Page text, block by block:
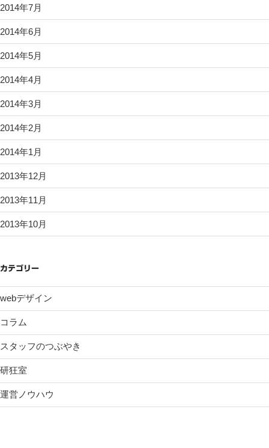
2014年7月
2014年6月
2014年5月
2014年4月
2014年3月
2014年2月
2014年1月
2013年12月
2013年11月
2013年10月
カテゴリー
webデザイン
コラム
スタッフのつぶやき
研狂室
運営ノウハウ